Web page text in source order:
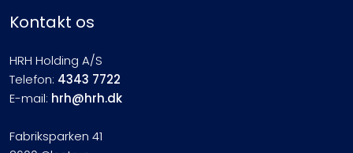
Kontakt os
HRH Holding A/S
Telefon: 4343 7722
E-mail: hrh@hrh.dk
Fabriksparken 41